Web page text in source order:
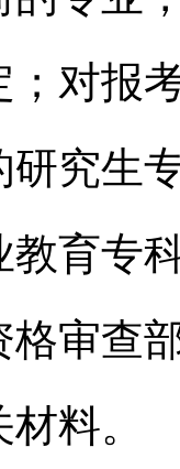
；对报
研究生
育专
格审查
料。